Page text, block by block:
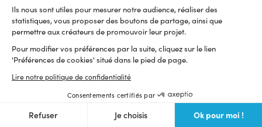
Ils nous sont utiles pour mesurer notre audience, réaliser des
statistiques, vous proposer des boutons de partage, ainsi que
permettre aux créateurs de promouvoir leur projet.
Pour modifier vos préférences par la suite, cliquez sur le lien
'Préférences de cookies' situé dans le pied de page.
Lire notre politique de confidentialité
Consentements certifiés par
Refuser Je choisis Ok pour moi !